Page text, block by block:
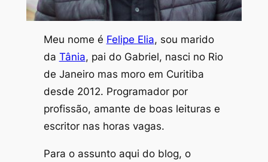
Meu nome é Felipe Elia, sou marido
da Tânia, pai do Gabriel, nasci no Rio
de Janeiro mas moro em Curitiba
desde 2012. Programador por
profissão, amante de boas leituras e
escritor nas horas vagas.
Para o assunto aqui do blog, o